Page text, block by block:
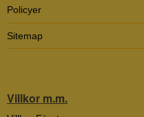
Policyer
Sitemap
Villkor m.m.